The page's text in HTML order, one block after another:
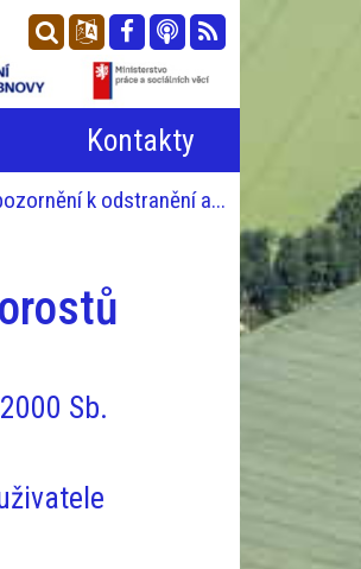
Kontakty
k odstranění a...
Sb.